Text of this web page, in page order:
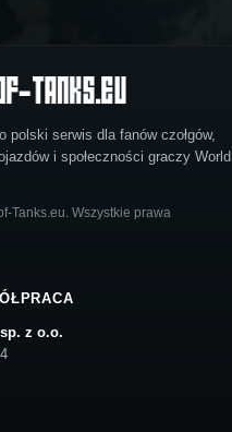
polski serwis dla fanów czołgów,
i społeczności graczy World
Tanks.eu. Wszystkie prawa
z o.o.